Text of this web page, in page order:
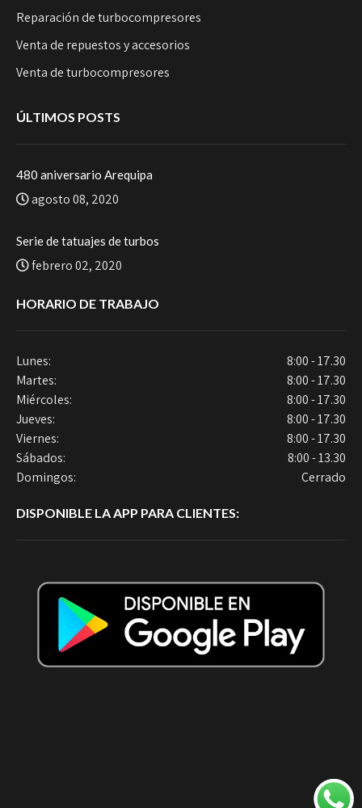
Reparación de turbocompresores
Venta de repuestos y accesorios
Venta de turbocompresores
ÚLTIMOS POSTS
480 aniversario Arequipa
agosto 08, 2020
Serie de tatuajes de turbos
febrero 02, 2020
HORARIO DE TRABAJO
Lunes:
8:00 - 17.30
Martes:
8:00 - 17.30
Miércoles:
8:00 - 17.30
Jueves:
8:00 - 17.30
Viernes:
8:00 - 17.30
Sábados:
8:00 - 13.30
Domingos:
Cerrado
DISPONIBLE LA APP PARA CLIENTES: